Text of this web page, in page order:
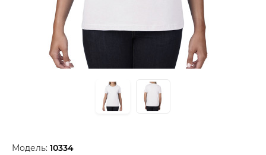
Модель: 10334